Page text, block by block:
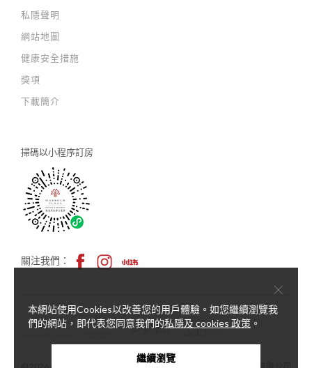
私隱聲明
網站地圖
健康安全措施
獎項
下載簡介
掃碼以小程序訂房
關注我們：
×
本網站使用Cookies以改善您的用戶體驗。如您繼續瀏覽我
們的網站，即代表您同意我們的私隱及 cookies 政策 。
繼續瀏覽